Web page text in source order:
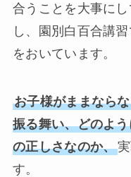
合うことを大事に
し、園別白百合講
をおいています。
お子様がままなら
振る舞い、どのよ
の正しさなのか、
す。